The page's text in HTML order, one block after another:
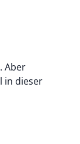
Aber
in dieser